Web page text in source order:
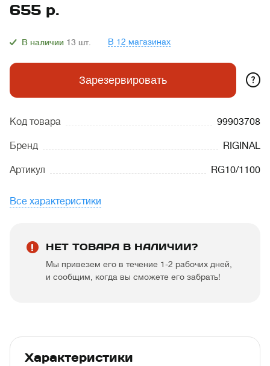
655 р.
В наличии 13 шт. В 12 магазинах
Зарезервировать ?
Код товара 99903708
Бренд RIGINAL
Артикул RG10/1100
Все характеристики
НЕТ ТОВАРА В НАЛИЧИИ?
Мы привезем его в течение 1-2 рабочих дней,
и сообщим, когда вы сможете его забрать!
Характеристики